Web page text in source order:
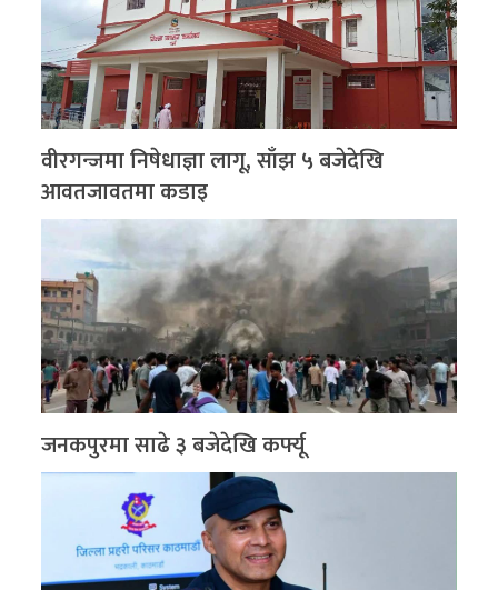
वीरगन्जमा निषेधाज्ञा लागू, साँझ ५ बजेदेखि
आवतजावतमा कडाइ
जनकपुरमा साढे ३ बजेदेखि कर्फ्यू